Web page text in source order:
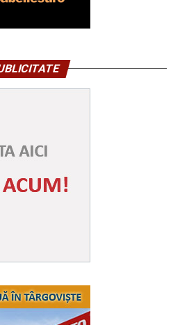
răbdare și
pr. conf. univ. dr. Ionuț